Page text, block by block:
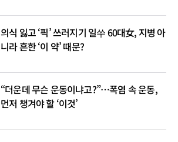
의식 잃고 ‘픽’ 쓰러지기 일쑤 60대女, 지병 아
니라 흔한 ‘이 약’ 때문?
“더운데 무슨 운동이냐고?”…폭염 속 운동,
먼저 챙겨야 할 ‘이것’